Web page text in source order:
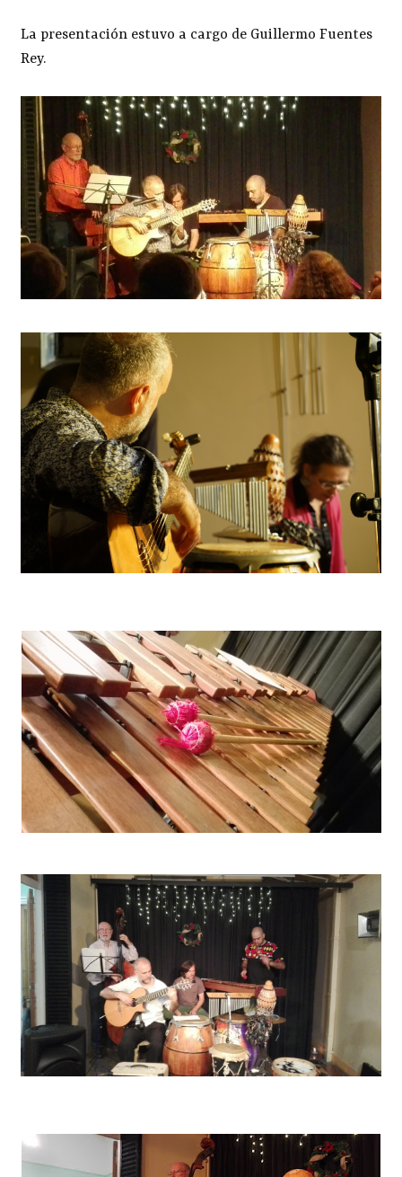
La presentación estuvo a cargo de Guillermo Fuentes
Rey.